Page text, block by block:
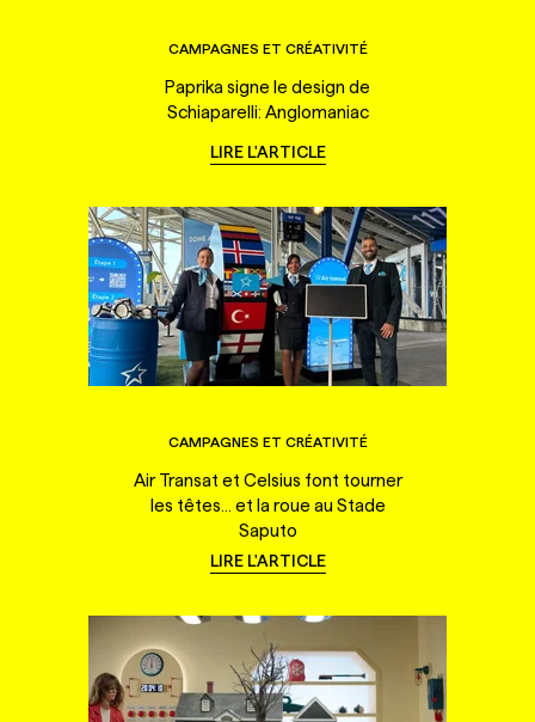
CAMPAGNES ET CRÉATIVITÉ
Paprika signe le design de
Schiaparelli: Anglomaniac
LIRE L'ARTICLE
CAMPAGNES ET CRÉATIVITÉ
Air Transat et Celsius font tourner
les têtes... et la roue au Stade
Saputo
LIRE L'ARTICLE